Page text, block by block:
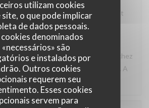
utilizam cookies
site, o que pode implicar
de dados pessoais.
denominados
«necessários» são
e instalados por
Outros cookies
requerem seu
Esses cookies
servem para
return here the next time we visit
has responded to the review
vous ayez passé un bon moment chez
vous remercions pour votre message. A